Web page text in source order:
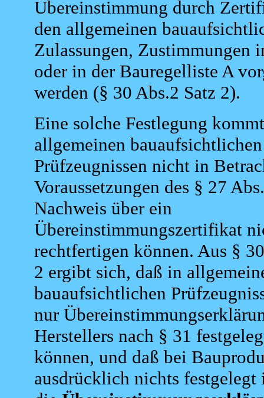
Übereinstimmung durch
den allgemeinen
Zulassungen, Zustimmungen
oder in der Bauregelliste A
werden (§ 30 Abs.2 Satz 2).
Eine solche Festlegung
allgemeinen bauaufsichtlichen
Prüfzeugnissen nicht in
Voraussetzungen des § 27
Nachweis über ein
Übereinstimmungszertifikat
rechtfertigen können. Aus §
2 ergibt sich, daß in
bauaufsichtlichen
nur
Herstellers nach § 31
können, und daß bei
ausdrücklich nichts festgelegt